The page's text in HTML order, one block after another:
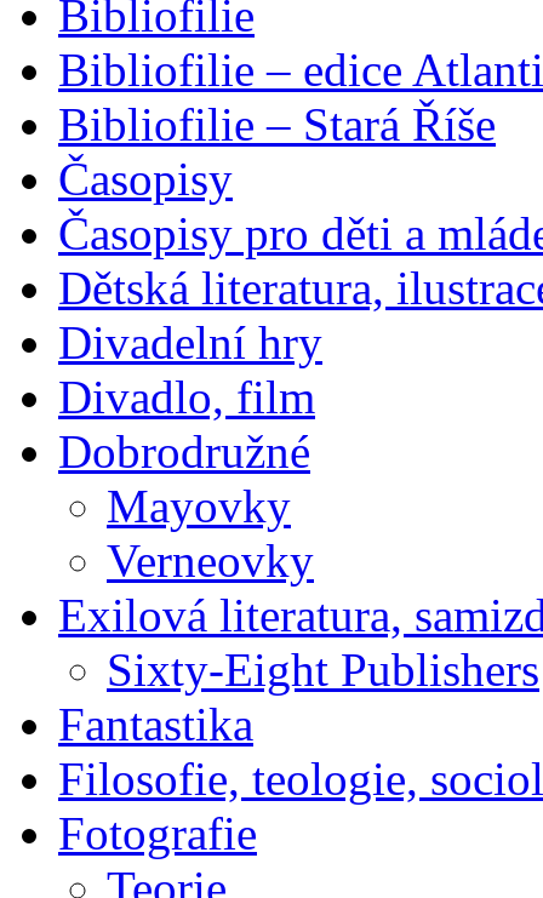
Bibliofilie
Bibliofilie – edice
Bibliofilie – Stará Říše
Časopisy
Časopisy pro děti a
Dětská literatura,
Divadelní hry
Divadlo, film
Dobrodružné
Mayovky
Verneovky
Exilová literatura,
Sixty-Eight Publishers
Fantastika
Filosofie, teologie,
Fotografie
Teorie